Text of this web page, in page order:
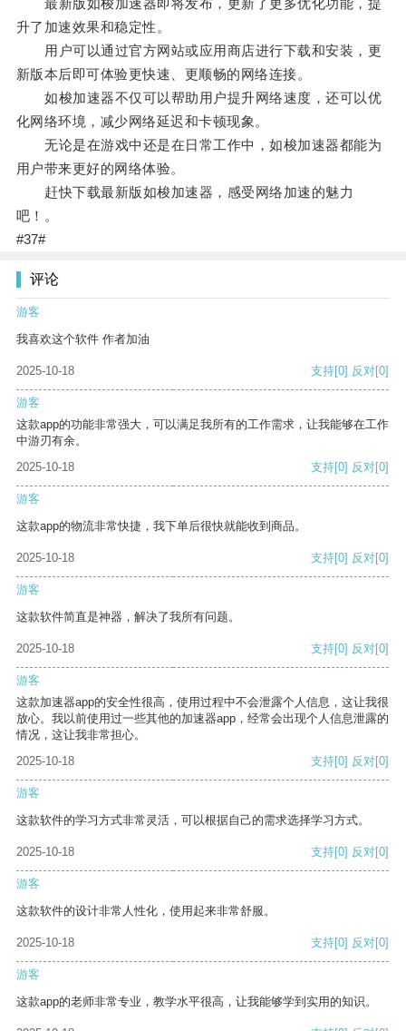
最新版如梭加速器即将发布，更新了更多优化功能，提
升了加速效果和稳定性。
用户可以通过官方网站或应用商店进行下载和安装，更
新版本后即可体验更快速、更顺畅的网络连接。
如梭加速器不仅可以帮助用户提升网络速度，还可以优
化网络环境，减少网络延迟和卡顿现象。
无论是在游戏中还是在日常工作中，如梭加速器都能为
用户带来更好的网络体验。
赶快下载最新版如梭加速器，感受网络加速的魅力
吧！。
#37#
评论
游客
我喜欢这个软件 作者加油
2025-10-18 支持[0] 反对[0]
游客
这款app的功能非常强大，可以满足我所有的工作需求，让我能够在工作
中游刃有余。
2025-10-18
支持[0] 反对[0]
游客
这款app的物流非常快捷，我下单后很快就能收到商品。
2025-10-18 支持[0] 反对[0]
游客
这款软件简直是神器，解决了我所有问题。
2025-10-18 支持[0] 反对[0]
游客
这款加速器app的安全性很高，使用过程中不会泄露个人信息，这让我很
放心。我以前使用过一些其他的加速器app，经常会出现个人信息泄露的
情况，这让我非常担心。
2025-10-18
支持[0] 反对[0]
游客
这款软件的学习方式非常灵活，可以根据自己的需求选择学习方式。
2025-10-18 支持[0] 反对[0]
游客
这款软件的设计非常人性化，使用起来非常舒服。
2025-10-18 支持[0] 反对[0]
游客
这款app的老师非常专业，教学水平很高，让我能够学到实用的知识。